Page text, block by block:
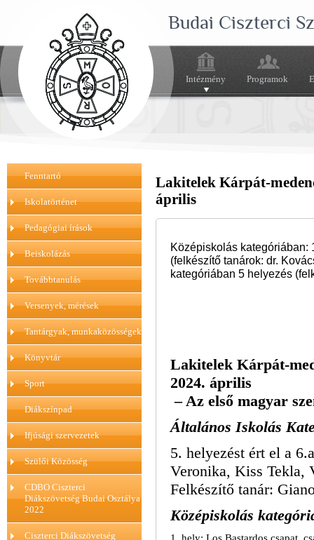
Budai Ciszterci
Intézmény Programok
Fenntartó
Iskolatörténet
Pedagógiai írások
Beiskolázás
Továbbtanulás
Versenyek, mérések
Tantárgyak, munkaközösségek
Könyvtár
Sport
Diákszínpad
Ifjúsági szervezetek
Szülői Közösség
CDBO Ciszterci
Diákszövetség Budai Osztálya
2022
Ciszterci Diákszövetség
Lakitelek Kárpát-
április
Középiskolás kategóriában:
(felkészítő tanárok: dr.
kategóriában 5 helyezés
Lakitelek Kárpát-
2024. április
– Az első magyar
Általános Iskolás
5. helyezést ért el a
Veronika, Kiss Tekla,
Felkészítő tanár:
Középiskolás